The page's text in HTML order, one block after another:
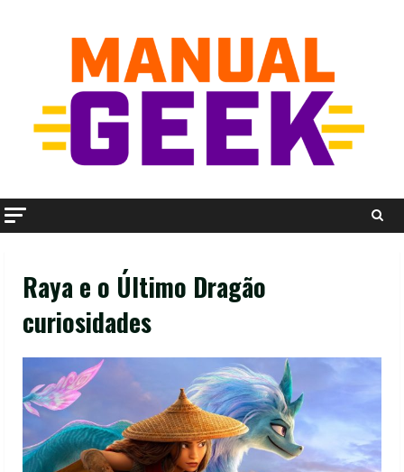
Raya e o Último Dragão
curiosidades